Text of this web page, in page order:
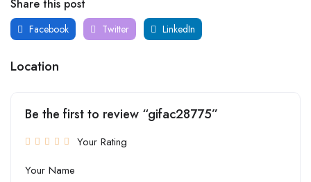
Share this post
Facebook Twitter LinkedIn
Location
Be the first to review “gifac28775”
Your Rating
Your Name